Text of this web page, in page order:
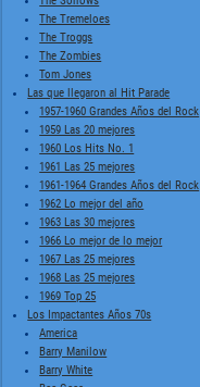
The Tremeloes
The Troggs
The Zombies
Tom Jones
Las que llegaron al Hit Parade
1957-1960 Grandes Años del Rock
1959 Las 20 mejores
1960 Los Hits No. 1
1961 Las 25 mejores
1961-1964 Grandes Años del Rock
1962 Lo mejor del año
1963 Las 30 mejores
1966 Lo mejor de lo mejor
1967 Las 25 mejores
1968 Las 25 mejores
1969 Top 25
Los Impactantes Años 70s
America
Barry Manilow
Barry White